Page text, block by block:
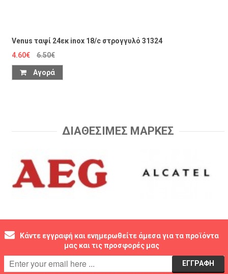
Venus ταψί 24εκ inox 18/c στρογγυλό 31324
4.60€
6.50€
Αγορά
ΔΙΑΘΕΣΙΜΕΣ ΜΑΡΚΕΣ
Κάντε εγγραφή και ενημερωθείτε άμεσα για τα προϊόντα
μας και τις προσφορές μας